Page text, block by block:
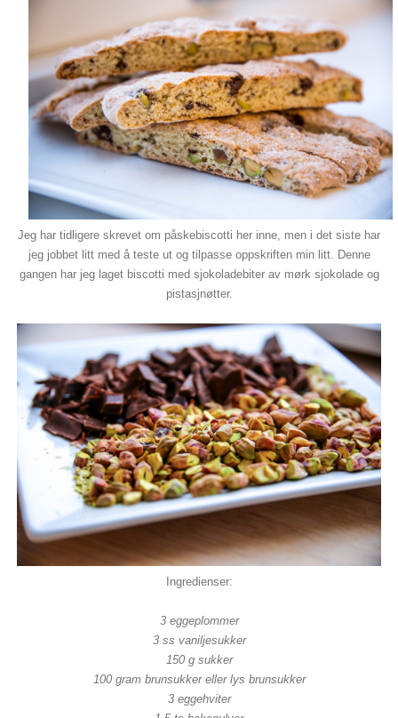
Jeg har tidligere skrevet om påskebiscotti her inne, men i det siste har
jeg jobbet litt med å teste ut og tilpasse oppskriften min litt. Denne
gangen har jeg laget biscotti med sjokoladebiter av mørk sjokolade og
pistasjnøtter.
Ingredienser:
3 eggeplommer
3 ss vaniljesukker
150 g sukker
100 gram brunsukker eller lys brunsukker
3 eggehviter